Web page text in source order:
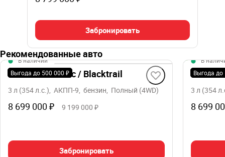
Забронировать
Рекомендованные авто
Выгода до 500 000 ₽
В наличии
TANK 500 Оникс / Blacktrail
3 л (354 л.с.), АКПП-9, бензин, Полный (4WD)
8 699 000 ₽ 9 199 000 ₽
Забронировать
Выгода до
В
TANK
3 л (354
8 699